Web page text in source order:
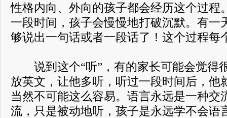
性格内向、外向的孩子都会经历这个过程
一段时间，孩子会慢慢地打破沉默。有一
够说出一句话或者一段话了！这个过程每
说到这个“听”，有的家长可能会觉得
放英文，让他多听，听过一段时间后，他
当然不可能这么容易。语言永远是一种交
流，只是被动地听，孩子是永远学不会语